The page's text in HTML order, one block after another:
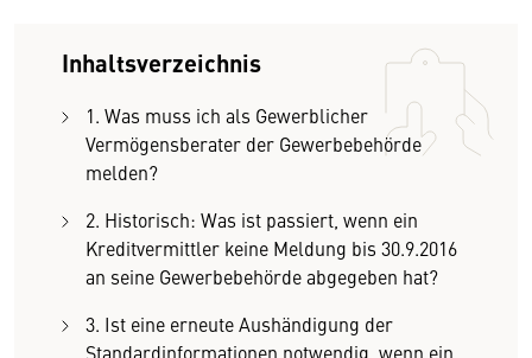
Inhaltsverzeichnis
1. Was muss ich als Gewerblicher
Vermögensberater der Gewerbebehörde
melden?
2. Historisch: Was ist passiert, wenn ein
Kreditvermittler keine Meldung bis 30.9.2016
an seine Gewerbebehörde abgegeben hat?
3. Ist eine erneute Aushändigung der
Standardinformationen notwendig, wenn ein